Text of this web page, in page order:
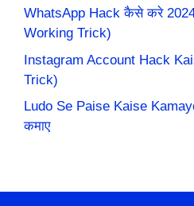
WhatsApp Hack कैसे करे 2024
Working Trick)
Instagram Account Hack
Trick)
Ludo Se Paise Kaise
कमाए